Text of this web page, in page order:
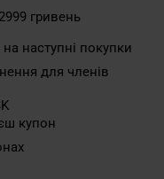
гривень
на наступні покупки
для членів
купон